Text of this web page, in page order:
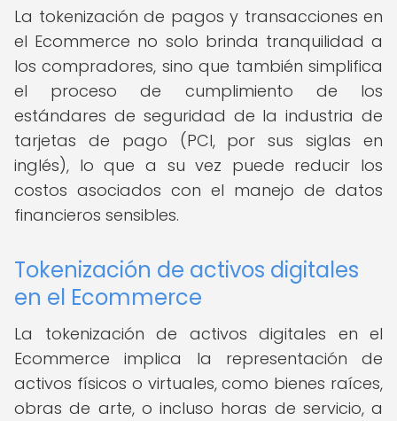
La tokenización de pagos y transacciones en
el Ecommerce no solo brinda tranquilidad a
los compradores, sino que también simplifica
el proceso de cumplimiento de los
estándares de seguridad de la industria de
tarjetas de pago (PCI, por sus siglas en
inglés), lo que a su vez puede reducir los
costos asociados con el manejo de datos
financieros sensibles.
Tokenización de activos digitales
en el Ecommerce
La tokenización de activos digitales en el
Ecommerce implica la representación de
activos físicos o virtuales, como bienes raíces,
obras de arte, o incluso horas de servicio, a